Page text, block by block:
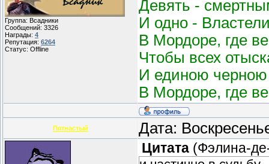
Группа: Всадники
Сообщений: 3326
Награды: 4
Репутация: 6264
Статус: Offline
Девять -
И одно -
В Мордоре, где
Чтобы всех
И единою черною
В Мордоре, где
Пятнастый Дата:
Цитата (Фэлина-